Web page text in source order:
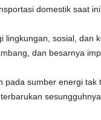
domestik saat
lingkungan, sosial, dan
dan besarnya
pada sumber energi